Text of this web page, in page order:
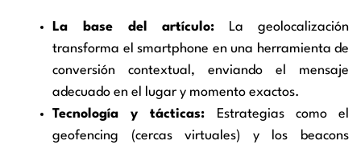
La base del artículo: La geolocalización
transforma el smartphone en una herramienta de
conversión contextual, enviando el mensaje
adecuado en el lugar y momento exactos.
Tecnología y tácticas: Estrategias como el
geofencing (cercas virtuales) y los beacons